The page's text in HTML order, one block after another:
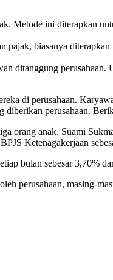
Metode ini diterapkan
pajak, biasanya
ditanggung
di perusahaan.
perusahaan.
orang anak. Suami
Ketenagakerjaan
bulan sebesar 3,70%
perusahaan, masing-